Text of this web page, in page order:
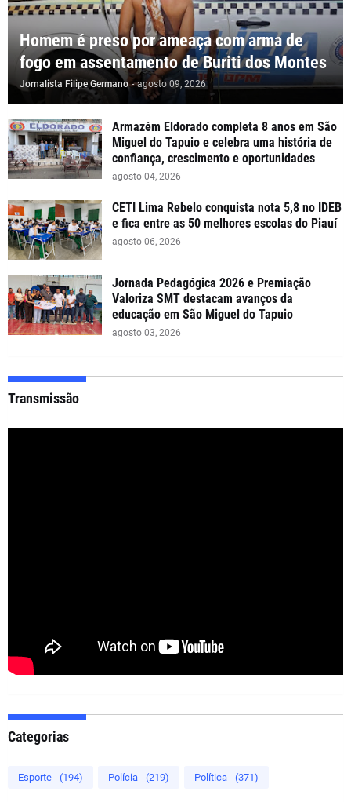
Homem é preso por ameaça com arma de
fogo em assentamento de Buriti dos Montes
Jornalista Filipe Germano - agosto 09, 2026
Armazém Eldorado completa 8 anos em São
Miguel do Tapuio e celebra uma história de
confiança, crescimento e oportunidades
agosto 04, 2026
CETI Lima Rebelo conquista nota 5,8 no IDEB
e fica entre as 50 melhores escolas do Piauí
agosto 06, 2026
Jornada Pedagógica 2026 e Premiação
Valoriza SMT destacam avanços da
educação em São Miguel do Tapuio
agosto 03, 2026
Transmissão
Categorias
Esporte (194) Polícia (219) Política (371)